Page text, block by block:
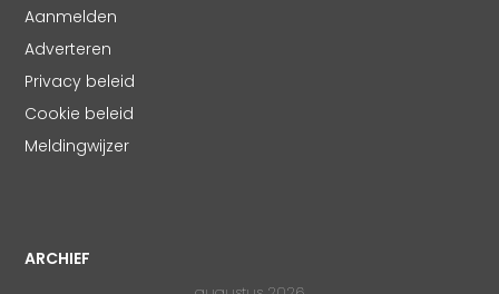
Aanmelden
Adverteren
Privacy beleid
Cookie beleid
Meldingwijzer
ARCHIEF